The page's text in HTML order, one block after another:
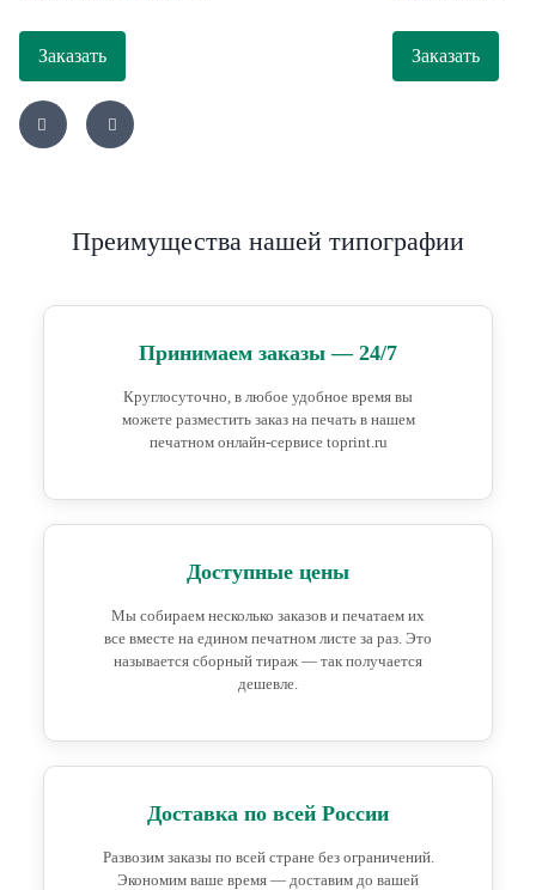
Заказать Заказать
Преимущества нашей типографии
Принимаем заказы — 24/7
Круглосуточно, в любое удобное время вы
можете разместить заказ на печать в нашем
печатном онлайн-сервисе toprint.ru
Доступные цены
Мы собираем несколько заказов и печатаем их
все вместе на едином печатном листе за раз. Это
называется сборный тираж — так получается
дешевле.
Доставка по всей России
Развозим заказы по всей стране без ограничений.
Экономим ваше время — доставим до вашей